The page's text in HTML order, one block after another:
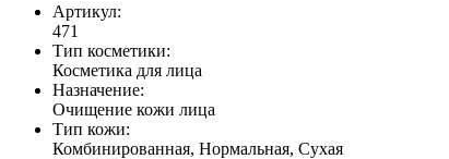
Артикул:
471
Тип косметики:
Косметика для лица
Назначение:
Очищение кожи лица
Тип кожи:
Комбинированная, Нормальная, Сухая